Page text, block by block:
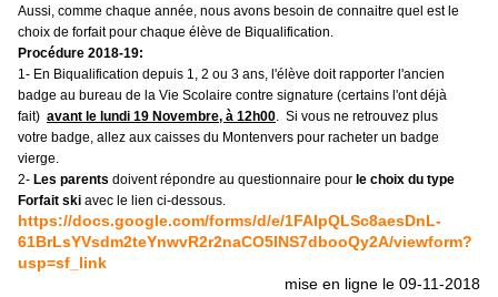
Aussi, comme chaque année, nous avons besoin de connaitre quel est le
choix de forfait pour chaque élève de Biqualification.
Procédure 2018-19:
1- En Biqualification depuis 1, 2 ou 3 ans, l'élève doit rapporter l'ancien
badge au bureau de la Vie Scolaire contre signature (certains l'ont déjà
fait) avant le lundi 19 Novembre, à 12h00. Si vous ne retrouvez plus
votre badge, allez aux caisses du Montenvers pour racheter un badge
vierge.
2- Les parents doivent répondre au questionnaire pour le choix du type
Forfait ski avec le lien ci-dessous.
https://docs.google.com/forms/d/e/1FAIpQLSc8aesDnL-
61BrLsYVsdm2teYnwvR2r2naCO5lNS7dbooQy2A/viewform?
usp=sf_link
mise en ligne le 09-11-2018